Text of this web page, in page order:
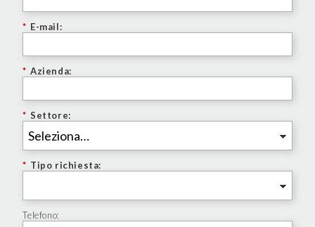
* E-mail:
* Azienda:
* Settore:
* Tipo richiesta:
Telefono: